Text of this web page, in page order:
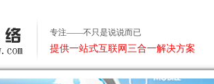
专注——不只是说说而已
提供一站式互联网三合一解决方案